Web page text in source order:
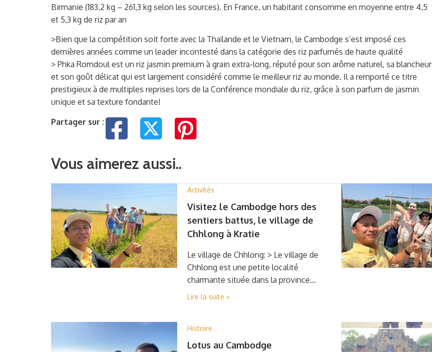
Birmanie (183,2 kg – 261,3 kg selon les sources). En France, un habitant consomme en moyenne entre 4,5
et 5,3 kg de riz par an
>Bien que la compétition soit forte avec la Thaïlande et le Vietnam, le Cambodge s’est imposé ces
dernières années comme un leader incontesté dans la catégorie des riz parfumés de haute qualité
> Phka Romdoul est un riz jasmin premium à grain extra-long, réputé pour son arôme naturel, sa blancheur
et son goût délicat qui est largement considéré comme le meilleur riz au monde. Il a remporté ce titre
prestigieux à de multiples reprises lors de la Conférence mondiale du riz, grâce à son parfum de jasmin
unique et sa texture fondante!
Partager sur :
Vous aimerez aussi..
Activités
Visitez le Cambodge hors des
sentiers battus, le village de
Chhlong à Kratie
Le village de Chhlong: > Le village de
Chhlong est une petite localité
charmante située dans la province...
Lire la suite »
Histoire
Lotus au Cambodge